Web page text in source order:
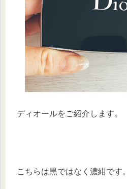
ディオールをご紹介します。
こちらは黒ではなく濃紺です。